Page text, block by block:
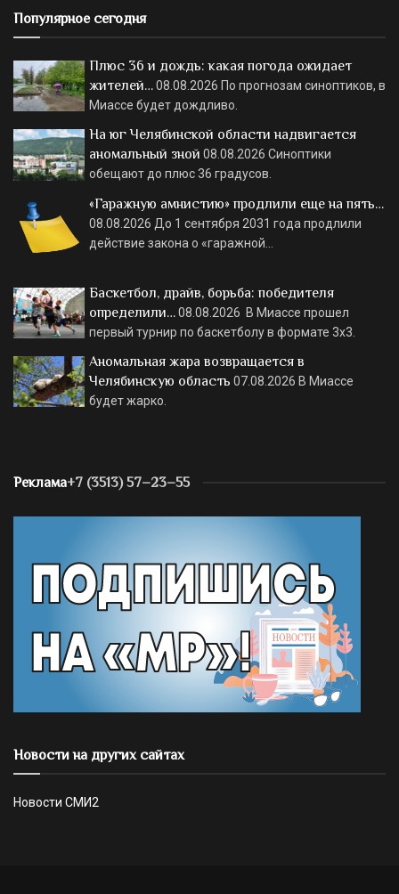
Популярное сегодня
Плюс 36 и дождь: какая погода ожидает
жителей…08.08.2026 По прогнозам синоптиков, в
Миассе будет дождливо.
На юг Челябинской области надвигается
аномальный зной 08.08.2026 Синоптики
обещают до плюс 36 градусов.
«Гаражную амнистию» продлили еще на пять…
08.08.2026 До 1 сентября 2031 года продлили
действие закона о «гаражной…
Баскетбол, драйв, борьба: победителя
определили…08.08.2026 В Миассе прошел
первый турнир по баскетболу в формате 3х3.
Аномальная жара возвращается в
Челябинскую область 07.08.2026 В Миассе
будет жарко.
Реклама+7 (3513) 57–23–55
Новости на других сайтах
Новости СМИ2